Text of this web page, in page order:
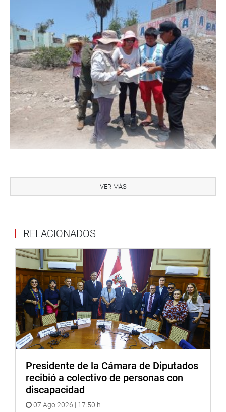
desarrollo sostenible”, señaló.
trasladó hacia el distrito de Acolla, provincia de Jauja,
granizadas”-
“Por ello nos constituimos a conocer la magnitud de los
daños y poder incidir ante la Presidencia del Consejo de
Ministros para que declare en emergencia este sector”,
manifestó.
TACNA
La congresista Esmeralda Limachi Quispe se reunió en
“recopilar información sobre el estado actual de los
proyectos de saneamiento en nuestra región y
asegurarnos de que se ejecuten de manera efectiva y
pronta”.
VER MÁS
RELACIONADOS
Presidente de la Cámara de Diputados
recibió a colectivo de personas con
discapacidad
07 Ago 2026 | 17:50 h